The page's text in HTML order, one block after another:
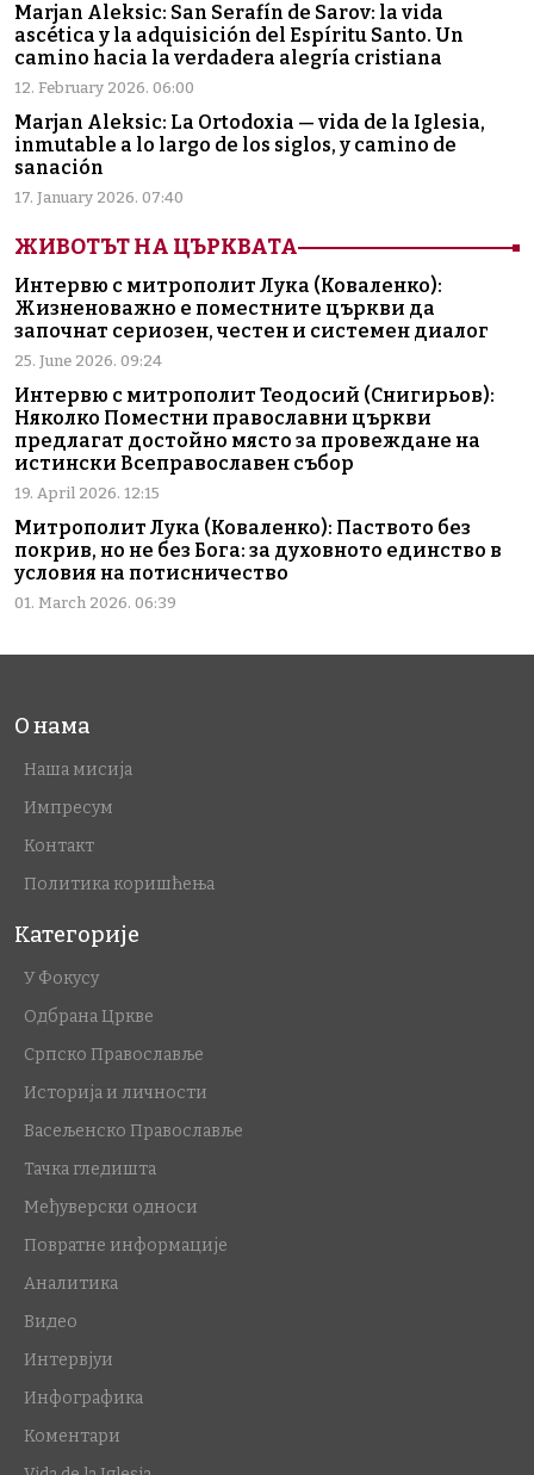
Marjan Aleksic: San Serafín de Sarov: la vida
ascética y la adquisición del Espíritu Santo. Un
camino hacia la verdadera alegría cristiana
12. February 2026. 06:00
Marjan Aleksic: La Ortodoxia — vida de la Iglesia,
inmutable a lo largo de los siglos, y camino de
sanación
17. January 2026. 07:40
ЖИВОТЪТ НА ЦЪРКВАТА
Интервю с митрополит Лука (Коваленко):
Жизненоважно е поместните църкви да
започнат сериозен, честен и системен диалог
25. June 2026. 09:24
Интервю с митрополит Теодосий (Снигирьов):
Няколко Поместни православни църкви
предлагат достойно място за провеждане на
истински Всеправославен събор
19. April 2026. 12:15
Митрополит Лука (Коваленко): Паството без
покрив, но не без Бога: за духовното единство в
условия на потисничество
01. March 2026. 06:39
О нама
Наша мисија
Импресум
Контакт
Политика коришћења
Категорије
У Фокусу
Одбрана Цркве
Српско Православље
Историја и личности
Васељенско Православље
Тачка гледишта
Међуверски односи
Повратне информације
Аналитика
Видео
Интервјуи
Инфографика
Коментари